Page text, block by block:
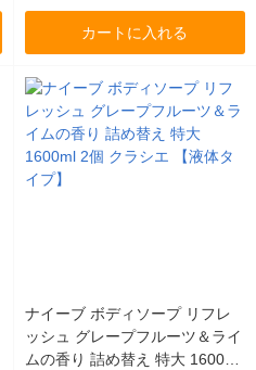
カートに入れる
ナイーブ ボディソープ リフレ
ッシュ グレープフルーツ＆ライ
ムの香り 詰め替え 特大 1600ml